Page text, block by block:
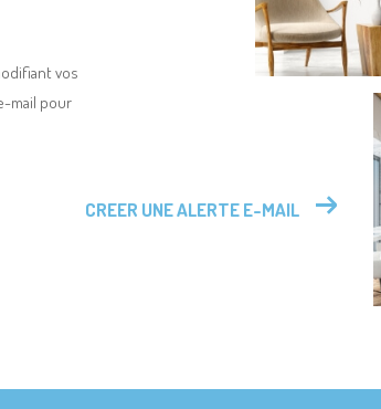
vos
mail pour
CREER UNE ALERTE E-MAIL